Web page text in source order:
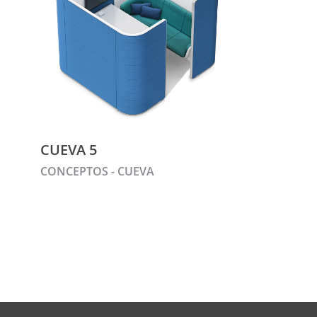
CUEVA 5
CONCEPTOS - CUEVA